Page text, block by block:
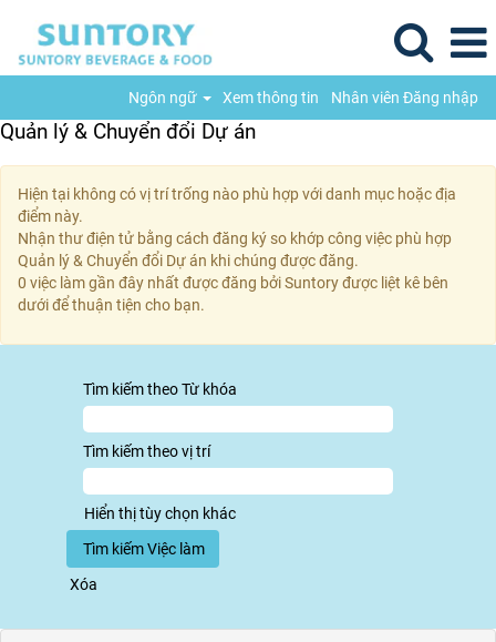
Ngôn ngữ Xem thông tin Nhân viên Đăng nhập
Quản lý & Chuyển đổi Dự án
Hiện tại không có vị trí trống nào phù hợp với danh mục hoặc địa
điểm này.
Nhận thư điện tử bằng cách đăng ký so khớp công việc phù hợp
Quản lý & Chuyển đổi Dự án khi chúng được đăng.
0 việc làm gần đây nhất được đăng bởi Suntory được liệt kê bên
dưới để thuận tiện cho bạn.
Tìm kiếm theo Từ khóa
Tìm kiếm theo vị trí
Hiển thị tùy chọn khác
Xóa